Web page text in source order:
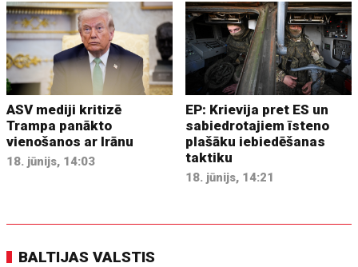
ASV mediji kritizē
Trampa panākto
vienošanos ar Irānu
18. jūnijs, 14:03
EP: Krievija pret ES un
sabiedrotajiem īsteno
plašāku iebiedēšanas
taktiku
18. jūnijs, 14:21
BALTIJAS VALSTIS